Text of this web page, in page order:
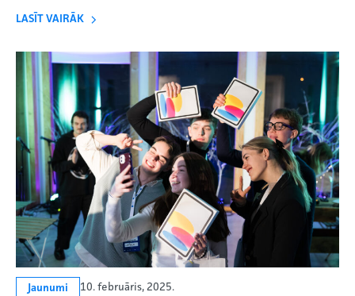
LASĪT VAIRĀK
Jaunumi 10. februāris, 2025.